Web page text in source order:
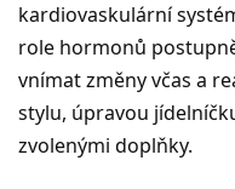
kardiovaskulární
role hormonů
vnímat změny včas a
stylu, úpravou
zvolenými doplňky.